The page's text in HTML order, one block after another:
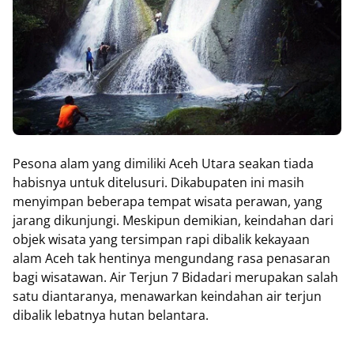
Pesona alam yang dimiliki Aceh Utara seakan tiada
habisnya untuk ditelusuri. Dikabupaten ini masih
menyimpan beberapa tempat wisata perawan, yang
jarang dikunjungi. Meskipun demikian, keindahan dari
objek wisata yang tersimpan rapi dibalik kekayaan
alam Aceh tak hentinya mengundang rasa penasaran
bagi wisatawan. Air Terjun 7 Bidadari merupakan salah
satu diantaranya, menawarkan keindahan air terjun
dibalik lebatnya hutan belantara.